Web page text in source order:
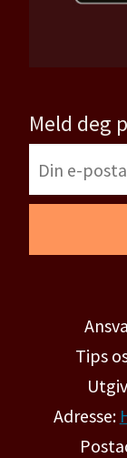
Meld deg
Tips
Adresse: